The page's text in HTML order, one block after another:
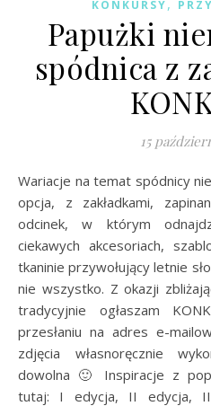
KONKURSY
Papużki
spódnica z
15
Wariacje na temat spódnicy nie mają końca. Poniżej kolejna
opcja, z zakładkami,
odcinek, w którym
ciekawych akcesoriach,
tkaninie przywołujący letnie
nie wszystko. Z okazji
tradycyjnie ogłaszam
przesłaniu na adres e-
zdjęcia własnoręcznie
dowolna 🙂 Inspiracje z
tutaj: I edycja, II edycja,